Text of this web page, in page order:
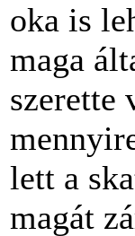
oka is
maga
szerette
lett a
magát